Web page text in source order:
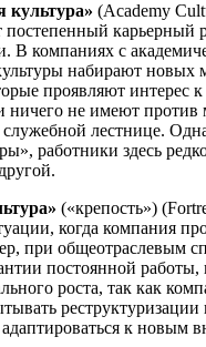
культура» (Academy
постепенный карьерный
В компаниях с
набирают новых
проявляют интерес
ничего не имеют против
лестнице.
работники здесь
(«крепость»)
когда компания
при общеотраслевым
постоянной
роста, так как
реструктуризации
к новым